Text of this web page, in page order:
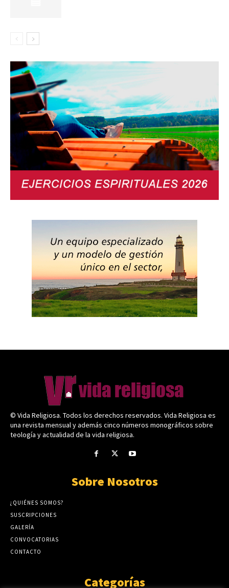
© Vida Religiosa. Todos los derechos reservados. Vida Religiosa es
una revista mensual y además cinco números monográficos sobre
teología y actualidad de la vida religiosa.
Sobre Nosotros
¿QUIÉNES SOMOS?
SUSCRIPCIONES
GALERÍA
CONVOCATORIAS
CONTACTO
Categorías